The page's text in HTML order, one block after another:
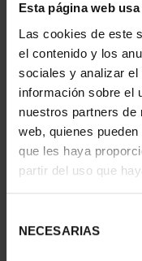
Esta página web
Las cookies de este
el contenido y los
sociales y analizar
información sobre el
nuestros partners de
web, quienes
que les haya
partir del uso que
NECESARIAS